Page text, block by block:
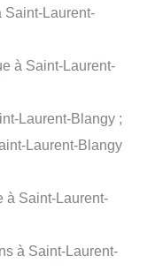
Saint-Laurent-
à Saint-Laurent-
Laurent-Blangy ;
Laurent-Blangy
à Saint-Laurent-
à Saint-Laurent-